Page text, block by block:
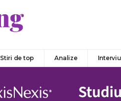
Stiri de top Analize